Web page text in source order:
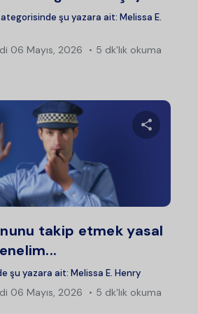
şu yazara ait: Melissa E.
06 Mayıs, 2026
5 dk'lık okuma
takip etmek yasal
şu yazara ait: Melissa E. Henry
06 Mayıs, 2026
5 dk'lık okuma